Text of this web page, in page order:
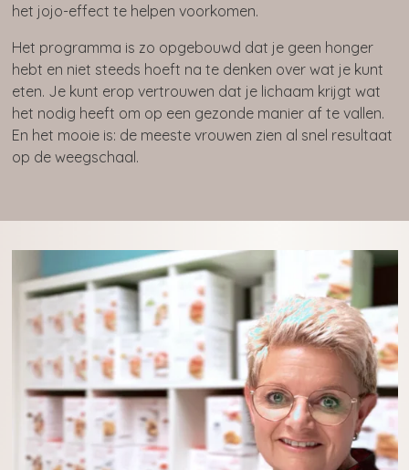
het jojo-effect te helpen voorkomen.
Het programma is zo opgebouwd dat je geen honger
hebt en niet steeds hoeft na te denken over wat je kunt
eten. Je kunt erop vertrouwen dat je lichaam krijgt wat
het nodig heeft om op een gezonde manier af te vallen.
En het mooie is: de meeste vrouwen zien al snel resultaat
op de weegschaal.